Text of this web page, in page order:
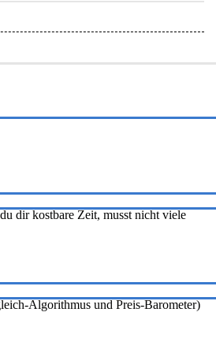
dir kostbare Zeit, musst nicht viele
Algorithmus und Preis-Barometer)